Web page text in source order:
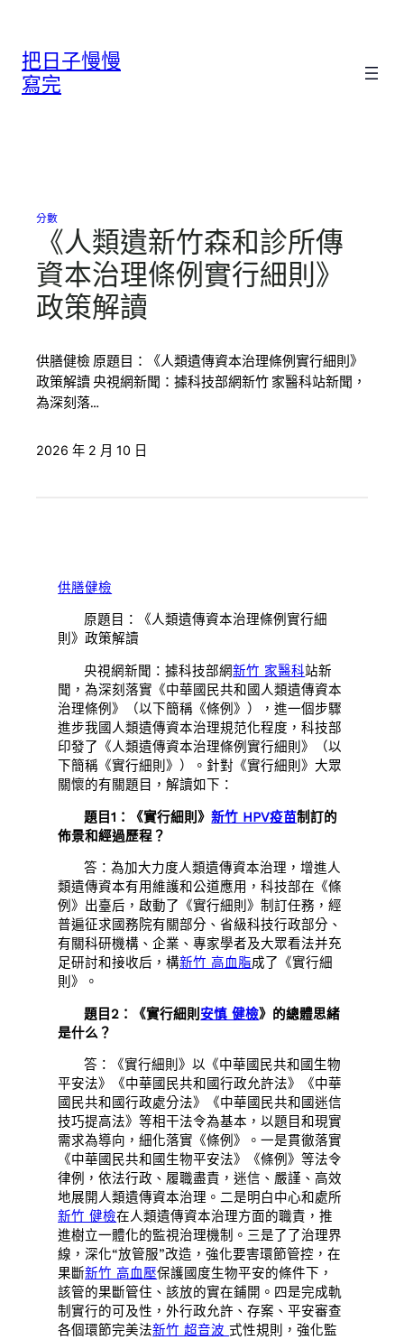
把日子慢慢
寫完
分數
《人類遺新竹森和診所傳
資本治理條例實行細則》
政策解讀
供膳健檢 原題目：《人類遺傳資本治理條例實行細則》
政策解讀 央視網新聞：據科技部網新竹 家醫科站新聞，
為深刻落…
2026 年 2 月 10 日
供膳健檢
原題目：《人類遺傳資本治理條例實行細
則》政策解讀
央視網新聞：據科技部網新竹 家醫科站新
聞，為深刻落實《中華國民共和國人類遺傳資本
治理條例》（以下簡稱《條例》），進一個步驟
進步我國人類遺傳資本治理規范化程度，科技部
印發了《人類遺傳資本治理條例實行細則》（以
下簡稱《實行細則》）。針對《實行細則》大眾
關懷的有關題目，解讀如下：
題目1：《實行細則》新竹 HPV疫苗制訂的
佈景和經過歷程？
答：為加大力度人類遺傳資本治理，增進人
類遺傳資本有用維護和公道應用，科技部在《條
例》出臺后，啟動了《實行細則》制訂任務，經
普遍征求國務院有關部分、省級科技行政部分、
有關科研機構、企業、專家學者及大眾看法并充
足研討和接收后，構新竹 高血脂成了《實行細
則》。
題目2：《實行細則 安慎 健檢》的總體思緒
是什么？
答：《實行細則》以《中華國民共和國生物
平安法》《中華國民共和國行政允許法》《中華
國民共和國行政處分法》《中華國民共和國迷信
技巧提高法》等相干法令為基本，以題目和現實
需求為導向，細化落實《條例》。一是貫徹落實
《中華國民共和國生物平安法》《條例》等法令
律例，依法行政、履職盡責，迷信、嚴謹、高效
地展開人類遺傳資本治理。二是明白中心和處所
新竹 健檢在人類遺傳資本治理方面的職責，推
進樹立一體化的監視治理機制。三是了了治理界
線，深化“放管服”改造，強化要害環節管控，在
果斷新竹 高血壓保護國度生物平安的條件下，
該管的果斷管住、該放的實在鋪開。四是完成軌
制實行的可及性，外行政允許、存案、平安審查
各個環節完美法新竹 超音波式性規則，強化監